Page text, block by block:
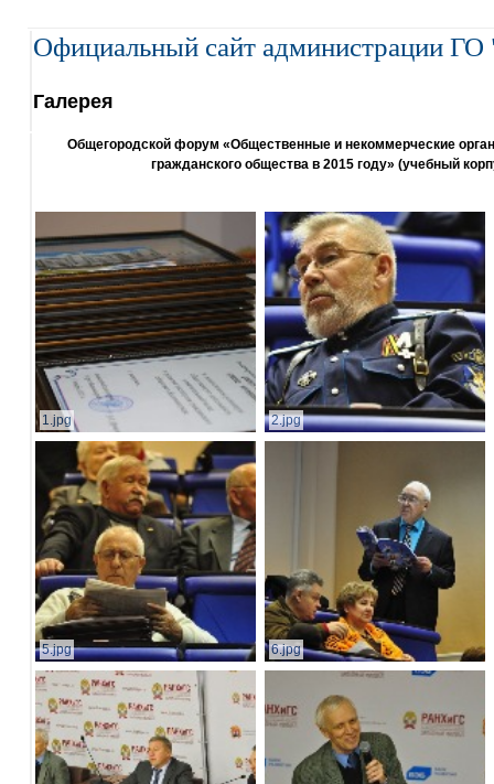
Официальный сайт администрации ГО
Галерея
Общегородской форум «Общественные и некоммерческие
гражданского общества в 2015 году» (учебный
1.jpg 2.jpg
5.jpg 6.jpg